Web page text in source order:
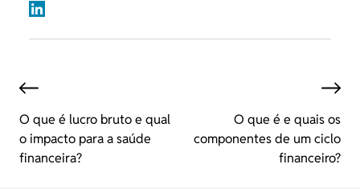
O que é lucro bruto e qual
o impacto para a saúde
financeira?
O que é e quais os
componentes de um ciclo
financeiro?